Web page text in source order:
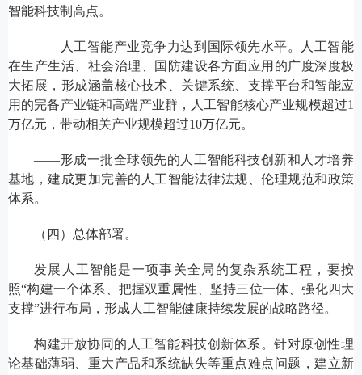
智能科技制高点。
——人工智能产业竞争力达到国际领先水平。人工智能
在生产生活、社会治理、国防建设各方面应用的广度深度极
大拓展，形成涵盖核心技术、关键系统、支撑平台和智能应
用的完备产业链和高端产业群，人工智能核心产业规模超过1
万亿元，带动相关产业规模超过10万亿元。
——形成一批全球领先的人工智能科技创新和人才培养
基地，建成更加完善的人工智能法律法规、伦理规范和政策
体系。
（四）总体部署。
发展人工智能是一项事关全局的复杂系统工程，要按
照“构建一个体系、把握双重属性、坚持三位一体、强化四大
支撑”进行布局，形成人工智能健康持续发展的战略路径。
构建开放协同的人工智能科技创新体系。针对原创性理
论基础薄弱、重大产品和系统缺失等重点难点问题，建立新